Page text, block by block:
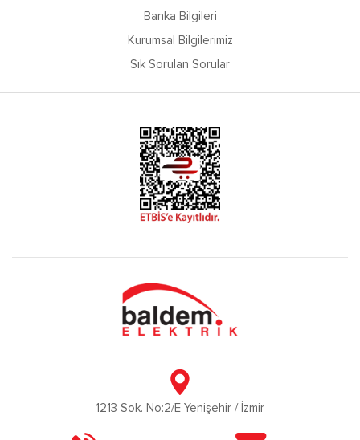
Banka Bilgileri
Kurumsal Bilgilerimiz
Sık Sorulan Sorular
1213 Sok. No:2/E Yenişehir / İzmir